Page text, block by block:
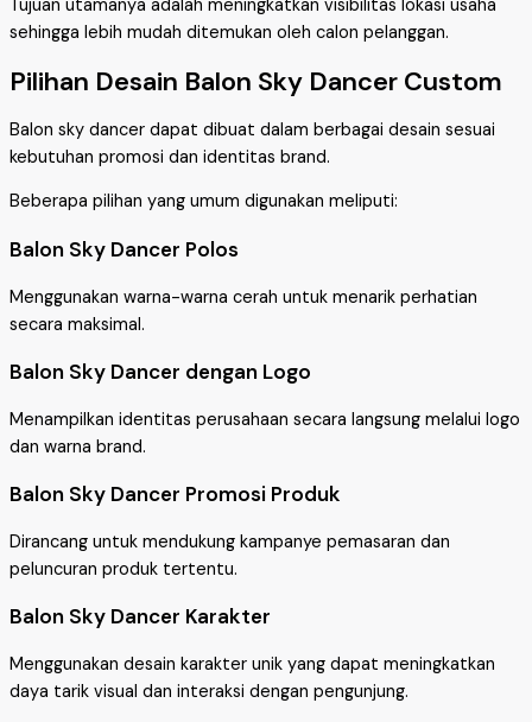
Tujuan utamanya adalah meningkatkan visibilitas lokasi usaha
sehingga lebih mudah ditemukan oleh calon pelanggan.
Pilihan Desain Balon Sky Dancer Custom
Balon sky dancer dapat dibuat dalam berbagai desain sesuai
kebutuhan promosi dan identitas brand.
Beberapa pilihan yang umum digunakan meliputi:
Balon Sky Dancer Polos
Menggunakan warna-warna cerah untuk menarik perhatian
secara maksimal.
Balon Sky Dancer dengan Logo
Menampilkan identitas perusahaan secara langsung melalui logo
dan warna brand.
Balon Sky Dancer Promosi Produk
Dirancang untuk mendukung kampanye pemasaran dan
peluncuran produk tertentu.
Balon Sky Dancer Karakter
Menggunakan desain karakter unik yang dapat meningkatkan
daya tarik visual dan interaksi dengan pengunjung.